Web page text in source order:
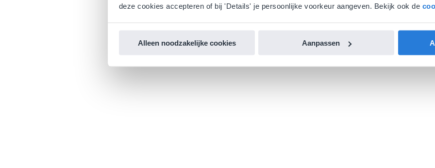
deze cookies accepteren of bij 'Details' je persoonlijke voorkeur aangeven. Bekijk ook de
Alleen noodzakelijke cookies Aanpassen